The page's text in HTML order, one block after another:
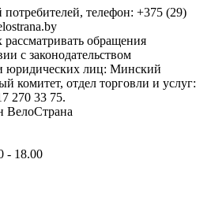
телефон: +375 (29)
обращения
с законодательством
юридических лиц: Минский
комитет, отдел торговли и услуг:
270 33 75.
ВелоСтрана
- 18.00